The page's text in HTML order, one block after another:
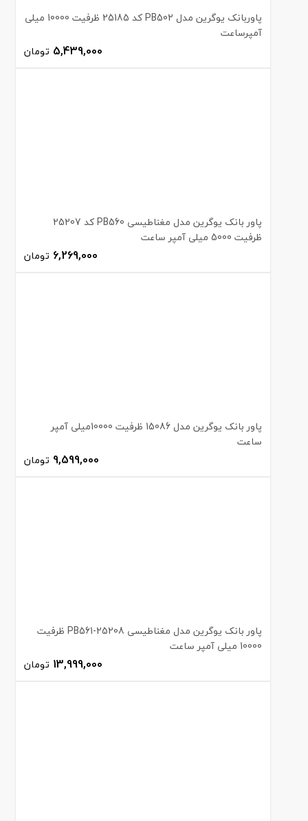
پاوربانک یوگرین مدل PB502 کد 25185 ظرفیت 10000 میلی
آمپرساعت
5,439,000 تومان
پاور بانک یوگرین مدل مغناطیسی PB560 کد 25207
ظرفیت 5000 میلی آمپر ساعت
6,269,000 تومان
پاور بانک یوگرین مدل 15086 ظرفیت 10000میلی آمپر
ساعت
9,599,000 تومان
پاور بانک یوگرین مدل مغناطیسی PB561-25208 ظرفیت
10000 میلی آمپر ساعت
13,999,000 تومان